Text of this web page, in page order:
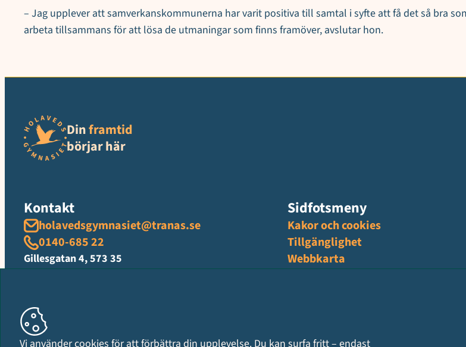
– Jag upplever att samverkanskommunerna har varit positiva till samtal i syfte att få det så bra
arbeta tillsammans för att lösa de utmaningar som finns framöver, avslutar hon.
Dinframtid
börjar här
Kontakt
holavedsgymnasiet@tranas.se
0140-685 22
Gillesgatan 4, 573 35
Organisationsnummer
Sidfotsmeny
Kakor och cookies
Tillgänglighet
Webbkarta
Vi använder cookies för att förbättra din upplevelse. Du kan surfa fritt – endast